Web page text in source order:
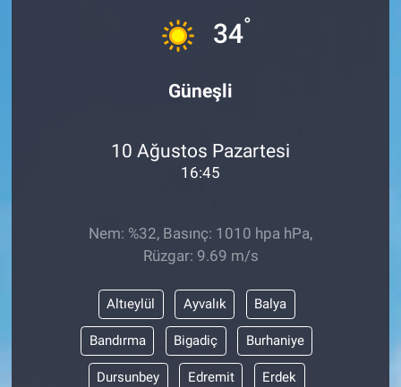
34°
Güneşli
10 Ağustos Pazartesi
16:45
Nem: %32, Basınç: 1010 hpa hPa,
Rüzgar: 9.69 m/s
Altıeylül Ayvalık Balya
Bandırma Bigadiç Burhaniye
Dursunbey Edremit Erdek